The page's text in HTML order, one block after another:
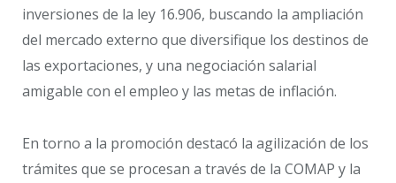
inversiones de la ley 16.906, buscando la ampliación
del mercado externo que diversifique los destinos de
las exportaciones, y una negociación salarial
amigable con el empleo y las metas de inflación.
En torno a la promoción destacó la agilización de los
trámites que se procesan a través de la COMAP y la